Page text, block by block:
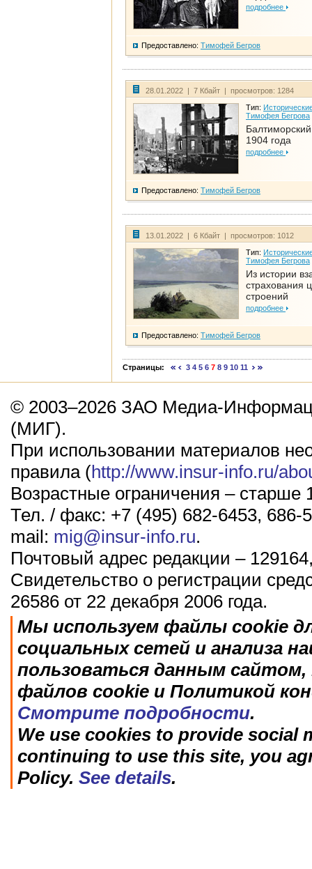
подробнее
Предоставлено: Тимофей Бегров
28.01.2022 | 7 Кбайт | просмотров: 1284
Тип:
Тимофея Бегрова
1904 года
подробнее
Предоставлено: Тимофей Бегров
13.01.2022 | 6 Кбайт | просмотров: 1012
Тип:
Тимофея Бегрова
Из истории
страхования
строений
подробнее
Предоставлено: Тимофей Бегров
Страницы: 3 4 5 6 7 8 9 10 11
© 2003–2026 ЗАО Медиа-
(МИГ).
При использовании материалов
правила (http://www.insur-info.ru/
Возрастные ограничения – старше
Тел. / факс: +7 (495) 682-6453, 686-
mail: mig@insur-info.ru.
Почтовый адрес редакции –
Свидетельство о регистрации
26586 от 22 декабря 2006 года.
Мы используем файлы cookie
социальных сетей и анализа
пользоваться данным
файлов cookie и Политикой
Смотрите подробности.
We use cookies to provide social
continuing to use this site, you
Policy. See details.